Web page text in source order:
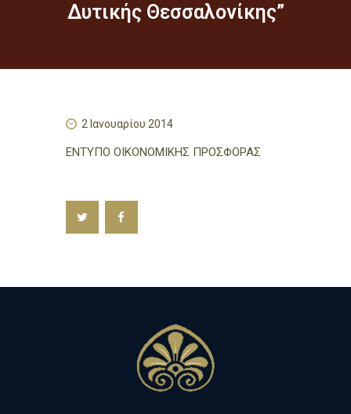
Δυτικής Θεσσαλονίκης”
2 Ιανουαρίου 2014
ΕΝΤΥΠΟ ΟΙΚΟΝΟΜΙΚΗΣ ΠΡΟΣΦΟΡΑΣ